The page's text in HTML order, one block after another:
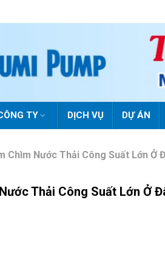
TY DỊCH VỤ DỰ ÁN
Chìm Nước Thải Công Suất Lớn Ở
Thải Công Suất Lớn Ở